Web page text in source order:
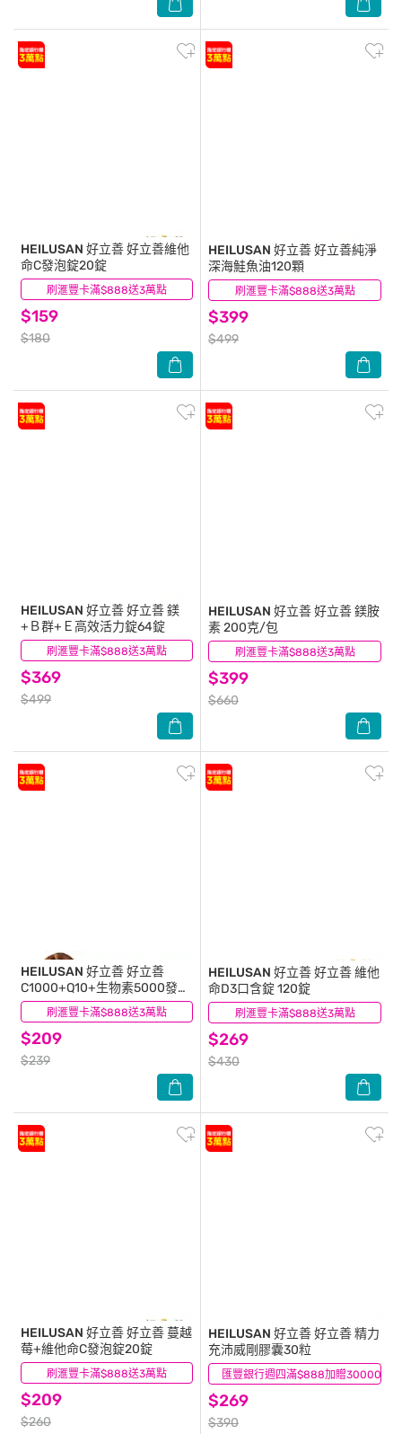
刷滙豐卡滿$888送3萬點
HEILUSAN 好立善好立善維他
命C發泡錠20錠
$159
$180
(18) 刷滙豐卡滿$888送3萬點
HEILUSAN 好立善好立善純淨
深海鮭魚油120顆
$399
$499
(103)
刷滙豐卡滿$888送3萬點
HEILUSAN 好立善好立善 鎂
+Ｂ群+Ｅ高效活力錠64錠
$369
$499
(13) 刷滙豐卡滿$888送3萬點
HEILUSAN 好立善好立善 鎂胺
素 200克/包
$399
$660
(4)
刷滙豐卡滿$888送3萬點
HEILUSAN 好立善好立善
C1000+Q10+生物素5000發泡
錠20錠
$209
$239
(8) 刷滙豐卡滿$888送3萬點
HEILUSAN 好立善好立善 維他
命D3口含錠 120錠
$269
$430
(11)
刷滙豐卡滿$888送3萬點
HEILUSAN 好立善好立善 蔓越
莓+維他命C發泡錠20錠
$209
$260
(9) 匯豐銀行週四滿$888加贈30000點
HEILUSAN 好立善好立善 精力
充沛威剛膠囊30粒
$269
$390
(4)